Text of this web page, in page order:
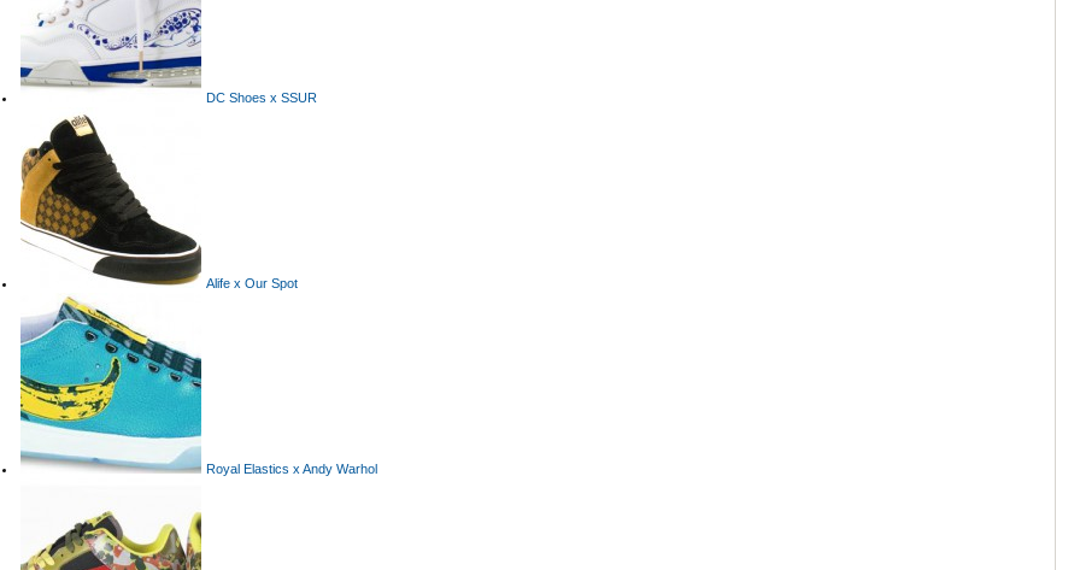
DC Shoes x SSUR
Alife x Our Spot
Royal Elastics x Andy Warhol